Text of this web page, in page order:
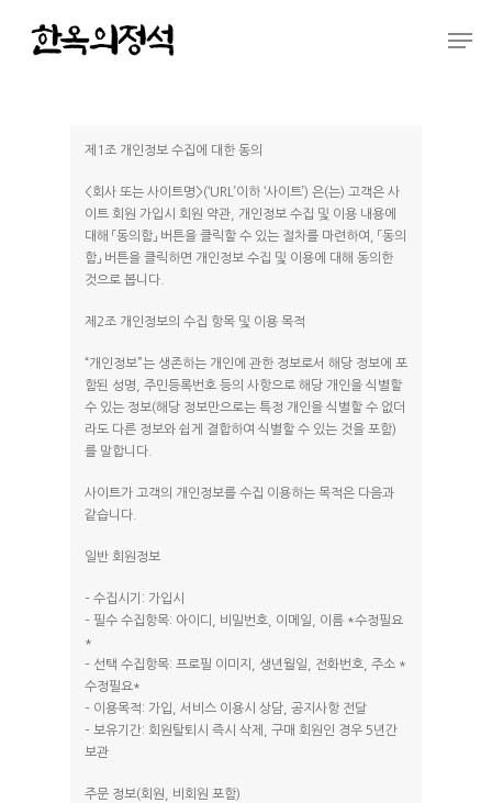
제1조 개인정보 수집에 대한 동의
<회사 또는 사이트명>(‘URL’이하 ‘사이트’) 은(는) 고객은 사
이트 회원 가입시 회원 약관, 개인정보 수집 및 이용 내용에
대해 「동의함」 버튼을 클릭할 수 있는 절차를 마련하여, 「동의
함」 버튼을 클릭하면 개인정보 수집 및 이용에 대해 동의한
것으로 봅니다.
제2조 개인정보의 수집 항목 및 이용 목적
“개인정보”는 생존하는 개인에 관한 정보로서 해당 정보에 포
함된 성명, 주민등록번호 등의 사항으로 해당 개인을 식별할
수 있는 정보(해당 정보만으로는 특정 개인을 식별할 수 없더
라도 다른 정보와 쉽게 결합하여 식별할 수 있는 것을 포함)
를 말합니다.
사이트가 고객의 개인정보를 수집 이용하는 목적은 다음과
같습니다.
일반 회원정보
– 수집시기: 가입시
– 필수 수집항목: 아이디, 비밀번호, 이메일, 이름 *수정필요
*
– 선택 수집항목: 프로필 이미지, 생년월일, 전화번호, 주소 *
수정필요*
– 이용목적: 가입, 서비스 이용시 상담, 공지사항 전달
– 보유기간: 회원탈퇴시 즉시 삭제, 구매 회원인 경우 5년간
보관
주문 정보(회원, 비회원 포함)